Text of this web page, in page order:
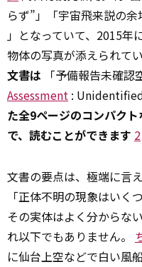
らず”」「宇宙飛来説の
」となっていて、2015年
物体の写真が添えられて
文書は
「予備報告――未確
Assessment :
た全9ページのコンパク
で、読むことができます 2
文書の要点は、極端に言
「正体不明の現象はいく
その実体はよく分からな
れ以下でもありません。
に仙台上空などで白い風